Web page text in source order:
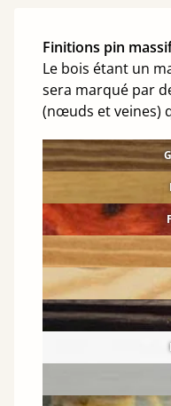
Finitions pin
Le bois étant un
sera marqué par
(nœuds et veines)